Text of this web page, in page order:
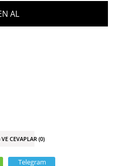
CEVAPLAR (0)
Telegram